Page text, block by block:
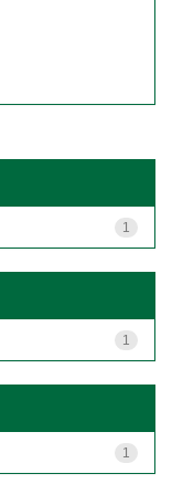
1
1
1